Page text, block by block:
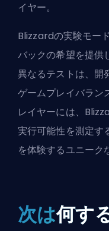
イヤー。
Blizzardの実験モー
バックの希望を提供
異なるテストは、開
ゲームプレイバラン
レイヤーには、
実行可能性を測定す
を体験するユニーク
次は何す